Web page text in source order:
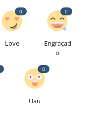
Love
0
Engraçad
o
0
Uau
0